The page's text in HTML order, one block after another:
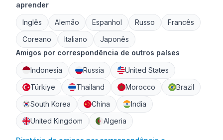
aprender
Inglês Alemão Espanhol Russo
Francês
Coreano
Italiano
Japonês
Amigos por correspondência de outros países
Indonesia Russia
United States
Türkiye
Thailand Morocco
Brazil
South Korea
China
India
United Kingdom
Algeria